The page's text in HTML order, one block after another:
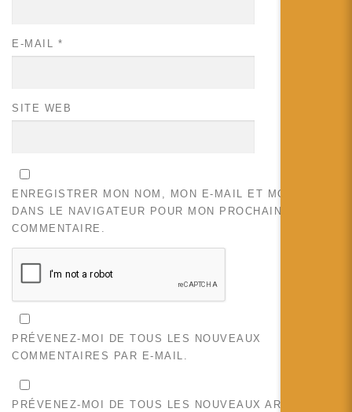
E-MAIL *
SITE WEB
ENREGISTRER MON NOM, MON E-MAIL ET MON SITE
DANS LE NAVIGATEUR POUR MON PROCHAIN
COMMENTAIRE.
PRÉVENEZ-MOI DE TOUS LES NOUVEAUX
COMMENTAIRES PAR E-MAIL.
PRÉVENEZ-MOI DE TOUS LES NOUVEAUX ARTICLES